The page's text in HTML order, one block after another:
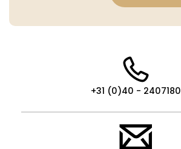
+31 (0)40 - 2407180